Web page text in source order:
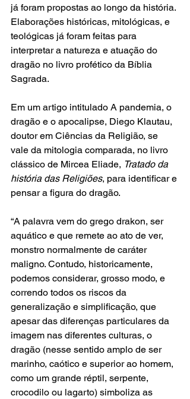
já foram propostas ao longo da história.
Elaborações históricas, mitológicas, e
teológicas já foram feitas para
interpretar a natureza e atuação do
dragão no livro profético da Bíblia
Sagrada.
Em um artigo intitulado A pandemia, o
dragão e o apocalipse, Diego Klautau,
doutor em Ciências da Religião, se
vale da mitologia comparada, no livro
clássico de Mircea Eliade, Tratado da
história das Religiões, para identificar e
pensar a figura do dragão.
“A palavra vem do grego drakon, ser
aquático e que remete ao ato de ver,
monstro normalmente de caráter
maligno. Contudo, historicamente,
podemos considerar, grosso modo, e
correndo todos os riscos da
generalização e simplificação, que
apesar das diferenças particulares da
imagem nas diferentes culturas, o
dragão (nesse sentido amplo de ser
marinho, caótico e superior ao homem,
como um grande réptil, serpente,
crocodilo ou lagarto) simboliza as